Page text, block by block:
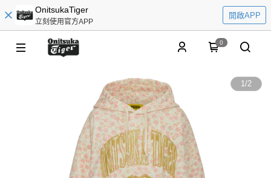
OnitsukaTiger
立刻使用官方APP
開啟APP
0
1/2